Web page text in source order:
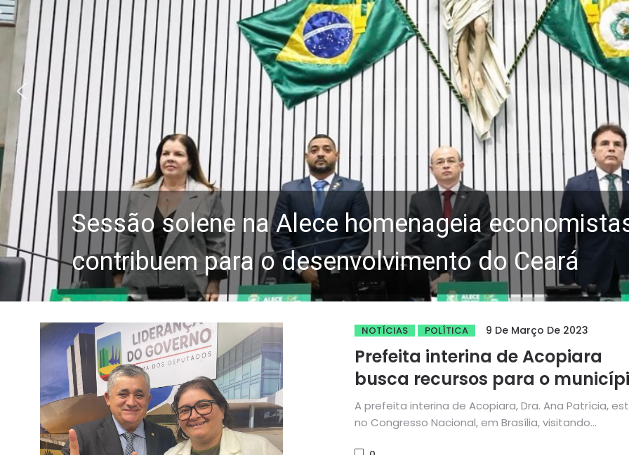
Sessão solene na Alece homenageia
contribuem para o desenvolvimento do Ceará
NOTÍCIAS POLÍTICA 9 De Março De 2023
Prefeita interina de Acopiara
busca recursos para o
em Brasília
A prefeita interina de Acopiara, Dra. Ana Patrícia,
no Congresso Nacional, em Brasília, visitando